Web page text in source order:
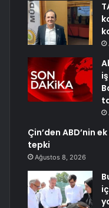
Çin’den ABD’nin
tepki
Ağustos 8, 2026